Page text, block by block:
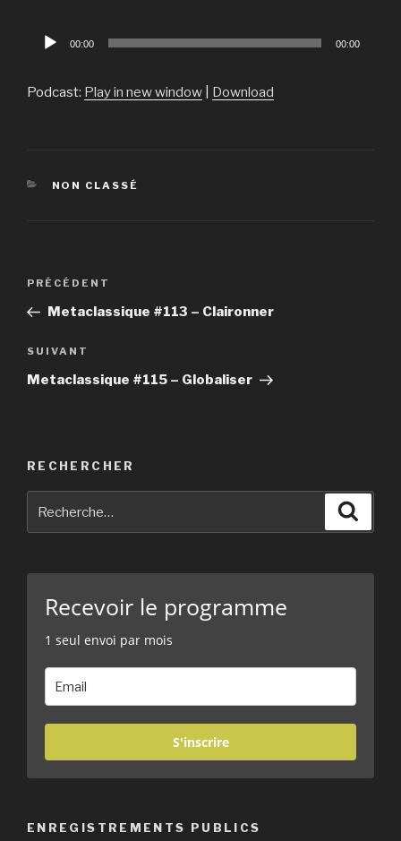
Lecteur
00:00 00:00
Podcast: Play in new window Download
CATÉGORIES
NON CLASSÉ
Navigation
Article
précédent
PRÉCÉDENT
Metaclassique #113 – Claironner
Article
suivant
SUIVANT
Metaclassique #115 – Globaliser
RECHERCHER
Recevoir le programme
1 seul envoi par mois
S'inscrire
ENREGISTREMENTS PUBLICS